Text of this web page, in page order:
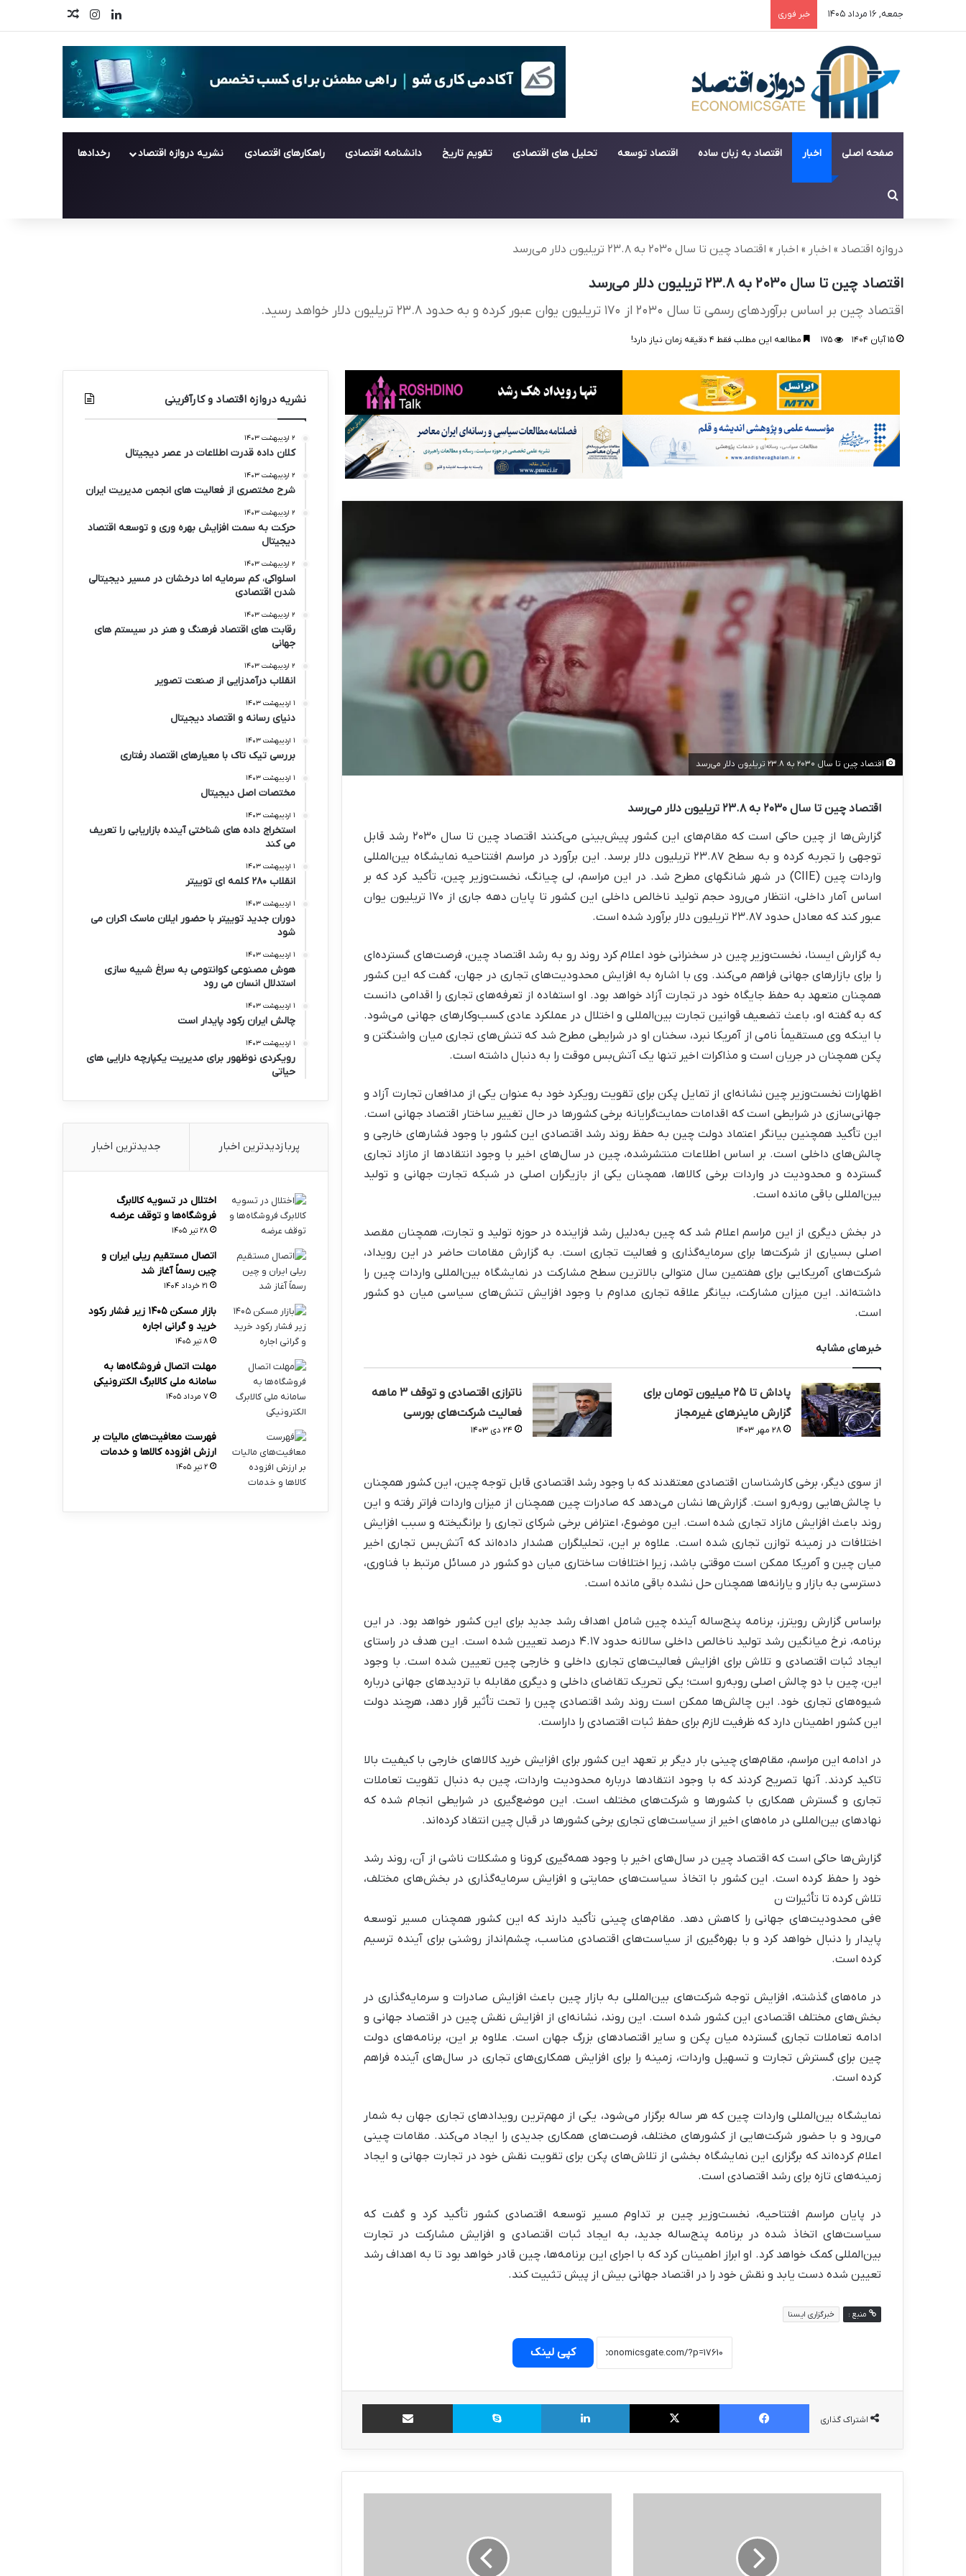
جمعه, ۱۶ مرداد ۱۴۰۵ خبر فوری لینکدیناینستاگراماخبار تصادفی
صفحه اصلی اخبار اقتصاد به زبان ساده اقتصاد توسعه تحلیل های اقتصادی تقویم تاریخ دانشنامه اقتصادی راهکارهای اقتصادی نشریه دروازه اقتصاد رخدادها
جستجو برای
دروازه اقتصاد » اخبار » اخبار » اقتصاد چین تا سال ۲۰۳۰ به ۲۳.۸ تریلیون دلار می‌رسد
اقتصاد چین تا سال ۲۰۳۰ به ۲۳.۸ تریلیون دلار می‌رسد
اقتصاد چین بر اساس برآوردهای رسمی تا سال ۲۰۳۰ از ۱۷۰ تریلیون یوان عبور کرده و به حدود ۲۳.۸ تریلیون دلار خواهد رسید.
۱۵ آبان ۱۴۰۴ ۱۷۵ مطالعه این مطلب فقط ۴ دقیقه زمان نیاز دارد!
اقتصاد چین تا سال ۲۰۳۰ به ۲۳.۸ تریلیون دلار می‌رسد
اقتصاد چین تا سال ۲۰۳۰ به ۲۳.۸ تریلیون دلار می‌رسد
گزارش‌ها از چین حاکی است که مقام‌های این کشور پیش‌بینی می‌کنند اقتصاد چین تا سال ۲۰۳۰ رشد قابل
توجهی را تجربه کرده و به سطح ۲۳.۸۷ تریلیون دلار برسد. این برآورد در مراسم افتتاحیه نمایشگاه بین‌المللی
واردات چین (CIIE) در شهر شانگهای مطرح شد. در این مراسم، لی چیانگ، نخست‌وزیر چین، تأکید کرد که بر
اساس آمار داخلی، انتظار می‌رود حجم تولید ناخالص داخلی این کشور تا پایان دهه جاری از ۱۷۰ تریلیون یوان
عبور کند که معادل حدود ۲۳.۸۷ تریلیون دلار برآورد شده است.
به گزارش ایسنا، نخست‌وزیر چین در سخنرانی خود اعلام کرد روند رو به رشد اقتصاد چین، فرصت‌های گسترده‌ای
را برای بازارهای جهانی فراهم می‌کند. وی با اشاره به افزایش محدودیت‌های تجاری در جهان، گفت که این کشور
همچنان متعهد به حفظ جایگاه خود در تجارت آزاد خواهد بود. او استفاده از تعرفه‌های تجاری را اقدامی دانست
که به گفته او، باعث تضعیف قوانین تجارت بین‌المللی و اختلال در عملکرد عادی کسب‌وکارهای جهانی می‌شود.
با اینکه وی مستقیماً نامی از آمریکا نبرد، سخنان او در شرایطی مطرح شد که تنش‌های تجاری میان واشنگتن و
پکن همچنان در جریان است و مذاکرات اخیر تنها یک آتش‌بس موقت را به دنبال داشته است.
اظهارات نخست‌وزیر چین نشانه‌ای از تمایل پکن برای تقویت رویکرد خود به عنوان یکی از مدافعان تجارت آزاد و
جهانی‌سازی در شرایطی است که اقدامات حمایت‌گرایانه برخی کشورها در حال تغییر ساختار اقتصاد جهانی است.
این تأکید همچنین بیانگر اعتماد دولت چین به حفظ روند رشد اقتصادی این کشور با وجود فشارهای خارجی و
چالش‌های داخلی است. بر اساس اطلاعات منتشرشده، چین در سال‌های اخیر با وجود انتقادها از مازاد تجاری
گسترده و محدودیت در واردات برخی کالاها، همچنان یکی از بازیگران اصلی در شبکه تجارت جهانی و تولید
بین‌المللی باقی مانده است.
در بخش دیگری از این مراسم اعلام شد که چین به‌دلیل رشد فزاینده در حوزه تولید و تجارت، همچنان مقصد
اصلی بسیاری از شرکت‌ها برای سرمایه‌گذاری و فعالیت تجاری است. به گزارش مقامات حاضر در این رویداد،
شرکت‌های آمریکایی برای هفتمین سال متوالی بالاترین سطح مشارکت در نمایشگاه بین‌المللی واردات چین را
داشته‌اند. این میزان مشارکت، بیانگر علاقه تجاری مداوم با وجود افزایش تنش‌های سیاسی میان دو کشور
است.
خبرهای مشابه
پاداش تا ۲۵ میلیون تومان برای
گزارش ماینرهای غیرمجاز
۲۸ مهر ۱۴۰۳
ناترازی اقتصادی و توقف ۳ ماهه
فعالیت شرکت‌های بورسی
۲۴ دی ۱۴۰۳
از سوی دیگر، برخی کارشناسان اقتصادی معتقدند که با وجود رشد اقتصادی قابل توجه چین، این کشور همچنان
با چالش‌هایی روبه‌رو است. گزارش‌ها نشان می‌دهد که صادرات چین همچنان از میزان واردات فراتر رفته و این
روند باعث افزایش مازاد تجاری شده است. این موضوع، اعتراض برخی شرکای تجاری را برانگیخته و سبب افزایش
اختلافات در زمینه توازن تجاری شده است. علاوه بر این، تحلیلگران هشدار داده‌اند که آتش‌بس تجاری اخیر
میان چین و آمریکا ممکن است موقتی باشد، زیرا اختلافات ساختاری میان دو کشور در مسائل مرتبط با فناوری،
دسترسی به بازار و یارانه‌ها همچنان حل نشده باقی مانده است.
براساس گزارش رویترز، برنامه پنج‌ساله آینده چین شامل اهداف رشد جدید برای این کشور خواهد بود. در این
برنامه، نرخ میانگین رشد تولید ناخالص داخلی سالانه حدود ۴.۱۷ درصد تعیین شده است. این هدف در راستای
ایجاد ثبات اقتصادی و تلاش برای افزایش فعالیت‌های تجاری داخلی و خارجی چین تعیین شده است. با وجود
این، چین با دو چالش اصلی روبه‌رو است؛ یکی تحریک تقاضای داخلی و دیگری مقابله با تردیدهای جهانی درباره
شیوه‌های تجاری خود. این چالش‌ها ممکن است روند رشد اقتصادی چین را تحت تأثیر قرار دهد، هرچند دولت
این کشور اطمینان دارد که ظرفیت لازم برای حفظ ثبات اقتصادی را داراست.
در ادامه این مراسم، مقام‌های چینی بار دیگر بر تعهد این کشور برای افزایش خرید کالاهای خارجی با کیفیت بالا
تاکید کردند. آنها تصریح کردند که با وجود انتقادها درباره محدودیت واردات، چین به دنبال تقویت تعاملات
تجاری و گسترش همکاری با کشورها و شرکت‌های مختلف است. این موضع‌گیری در شرایطی انجام شده که
نهادهای بین‌المللی در ماه‌های اخیر از سیاست‌های تجاری برخی کشورها در قبال چین انتقاد کرده‌اند.
گزارش‌ها حاکی است که اقتصاد چین در سال‌های اخیر با وجود همه‌گیری کرونا و مشکلات ناشی از آن، روند رشد
خود را حفظ کرده است. این کشور با اتخاذ سیاست‌های حمایتی و افزایش سرمایه‌گذاری در بخش‌های مختلف،
تلاش کرده تا تأثیرات ن
eفی محدودیت‌های جهانی را کاهش دهد. مقام‌های چینی تأکید دارند که این کشور همچنان مسیر توسعه
پایدار را دنبال خواهد کرد و با بهره‌گیری از سیاست‌های اقتصادی مناسب، چشم‌انداز روشنی برای آینده ترسیم
کرده است.
در ماه‌های گذشته، افزایش توجه شرکت‌های بین‌المللی به بازار چین باعث افزایش صادرات و سرمایه‌گذاری در
بخش‌های مختلف اقتصادی این کشور شده است. این روند، نشانه‌ای از افزایش نقش چین در اقتصاد جهانی و
ادامه تعاملات تجاری گسترده میان پکن و سایر اقتصادهای بزرگ جهان است. علاوه بر این، برنامه‌های دولت
چین برای گسترش تجارت و تسهیل واردات، زمینه را برای افزایش همکاری‌های تجاری در سال‌های آینده فراهم
کرده است.
نمایشگاه بین‌المللی واردات چین که هر ساله برگزار می‌شود، یکی از مهم‌ترین رویدادهای تجاری جهان به شمار
می‌رود و با حضور شرکت‌هایی از کشورهای مختلف، فرصت‌های همکاری جدیدی را ایجاد می‌کند. مقامات چینی
اعلام کرده‌اند که برگزاری این نمایشگاه بخشی از تلاش‌های پکن برای تقویت نقش خود در تجارت جهانی و ایجاد
زمینه‌های تازه برای رشد اقتصادی است.
در پایان مراسم افتتاحیه، نخست‌وزیر چین بر تداوم مسیر توسعه اقتصادی کشور تأکید کرد و گفت که
سیاست‌های اتخاذ شده در برنامه پنج‌ساله جدید، به ایجاد ثبات اقتصادی و افزایش مشارکت در تجارت
بین‌المللی کمک خواهد کرد. او ابراز اطمینان کرد که با اجرای این برنامه‌ها، چین قادر خواهد بود تا به اهداف رشد
تعیین شده دست یابد و نقش خود را در اقتصاد جهانی بیش از پیش تثبیت کند.
منبع : خبرگزاری ایسنا
کپی لینک
اشتراک گذاری
فیس بوک X لینکدین اسکایپ اشتراک گذاری از طریق ایمیل
نشریه دروازه اقتصاد و کارآفرینی
۲ اردیبهشت ۱۴۰۳
کلان داده قدرت اطلاعات در عصر دیجیتال
۲ اردیبهشت ۱۴۰۳
شرح مختصری از فعالیت های انجمن مدیریت ایران
۲ اردیبهشت ۱۴۰۳
حرکت به سمت افزایش بهره وری و توسعه اقتصاد
دیجیتال
۲ اردیبهشت ۱۴۰۳
اسلواکی، کم سرمایه اما درخشان در مسیر دیجیتالی
شدن اقتصادی
۲ اردیبهشت ۱۴۰۳
رقابت های اقتصاد فرهنگ و هنر در سیستم های
جهانی
۲ اردیبهشت ۱۴۰۳
انقلاب درآمدزایی از صنعت تصویر
۱ اردیبهشت ۱۴۰۳
دنیای رسانه و اقتصاد دیجیتال
۱ اردیبهشت ۱۴۰۳
بررسی تیک تاک با معیارهای اقتصاد رفتاری
۱ اردیبهشت ۱۴۰۳
مختصات اصل دیجیتال
۱ اردیبهشت ۱۴۰۳
استخراج داده های شناختی آینده بازاریابی را تعریف
می کند
۱ اردیبهشت ۱۴۰۳
انقلاب ۲۸۰ کلمه ای توییتر
۱ اردیبهشت ۱۴۰۳
دوران جدید توییتر با حضور ایلان ماسک اکران می
شود
۱ اردیبهشت ۱۴۰۳
هوش مصنوعی کوانتومی به سراغ شبیه سازی
استدلال انسان می رود
۱ اردیبهشت ۱۴۰۳
چالش ایران رکود پایدار است
۱ اردیبهشت ۱۴۰۳
رویکردی نوظهور برای مدیریت یکپارچه دارایی های
حیاتی
پربازدیدترین اخبار جدیدترین اخبار
اختلال در تسویه کالابرگ
فروشگاه‌ها و توقف عرضه
۲۸ تیر ۱۴۰۵
اتصال مستقیم ریلی ایران و
چین رسماً آغاز شد
۲۱ خرداد ۱۴۰۴
بازار مسکن ۱۴۰۵ زیر فشار رکود
خرید و گرانی اجاره
۸ تیر ۱۴۰۵
مهلت اتصال فروشگاه‌ها به
سامانه ملی کالابرگ الکترونیکی
۷ مرداد ۱۴۰۵
فهرست معافیت‌های مالیات بر
ارزش افزوده کالاها و خدمات
۲ تیر ۱۴۰۵